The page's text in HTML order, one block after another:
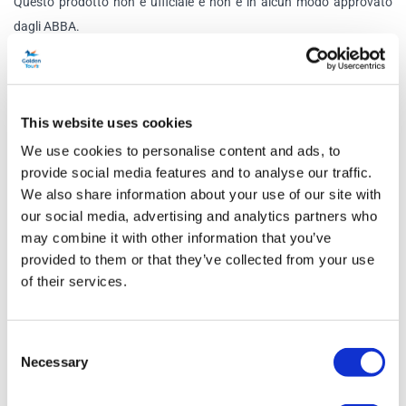
This website uses cookies
We use cookies to personalise content and ads, to
provide social media features and to analyse our traffic.
We also share information about your use of our site with
our social media, advertising and analytics partners who
may combine it with other information that you’ve
provided to them or that they’ve collected from your use
of their services.
Selection
Necessary
dagli ABBA.
Programma
Orari di partenza:12:15, 15:15 e 18:00
Punto di partenza:
Golden Tours Stop 1, Bulleid Way, Londra
SW1W 9SR
Indicazioni per Bulleid Way:
Victoria dall'ingresso Buckingham Palace Road, a destra delle
banchine del Gatwick Express. Girare a sinistra e proseguire
lungo Buckingham Palace Road fino a raggiungere il primo